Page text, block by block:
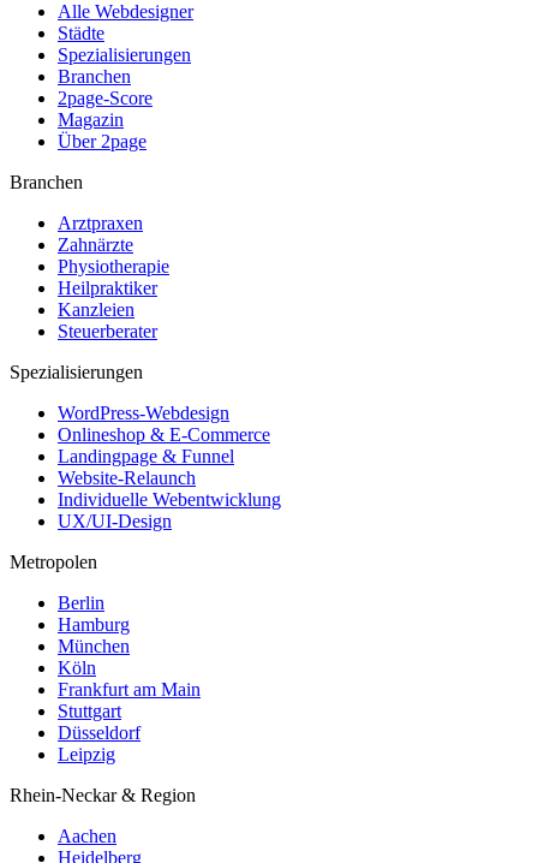
Alle Webdesigner
Städte
Spezialisierungen
Branchen
2page-Score
Magazin
Über 2page
Branchen
Arztpraxen
Zahnärzte
Physiotherapie
Heilpraktiker
Kanzleien
Steuerberater
Spezialisierungen
WordPress-Webdesign
Onlineshop & E-Commerce
Landingpage & Funnel
Website-Relaunch
Individuelle Webentwicklung
UX/UI-Design
Metropolen
Berlin
Hamburg
München
Köln
Frankfurt am Main
Stuttgart
Düsseldorf
Leipzig
Rhein-Neckar & Region
Aachen
Heidelberg